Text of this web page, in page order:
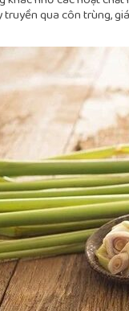
qua côn trùng,